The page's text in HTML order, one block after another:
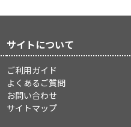
サイトについて
ご利用ガイド
よくあるご質問
お問い合わせ
サイトマップ